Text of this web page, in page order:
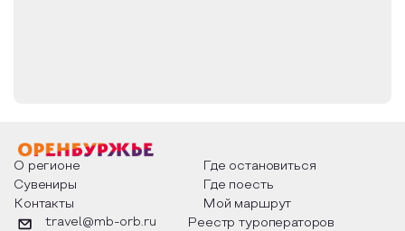
О регионе
Где остановиться
Сувениры
Где поесть
Контакты
Мой маршрут
travel@mb-orb.ru
Реестр туроператоров